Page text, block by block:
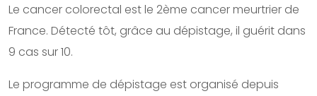
Le cancer colorectal est le 2ème cancer meurtrier de
France. Détecté tôt, grâce au dépistage, il guérit dans
9 cas sur 10.
Le programme de dépistage est organisé depuis